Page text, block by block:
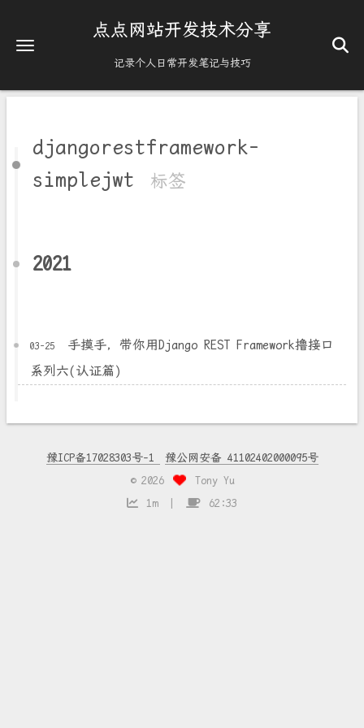
点点网站开发技术分享
记录个人日常开发笔记与技巧
djangorestframework-
simplejwt
标签
2021
03-25
手摸手，带你用Django REST Framework撸接口
系列六(认证篇)
豫ICP备17028303号-1
豫公网安备 41102402000095号
© 2026
Tony Yu
1m
62:33